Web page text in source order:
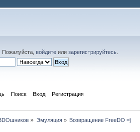
Пожалуйста, войдитеили зарегистрируйтесь.
Поиск Вход Регистрация
» Эмуляция» Возвращение FreeDO =)